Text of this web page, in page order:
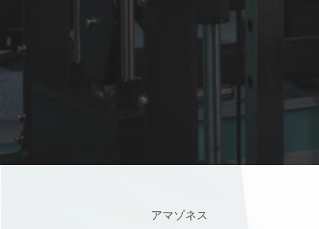
アマゾネス